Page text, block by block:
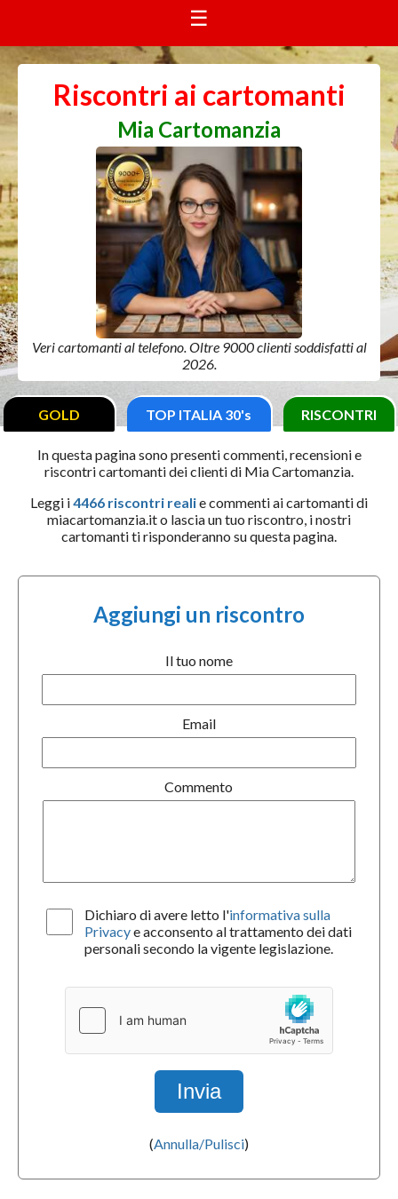
☰
Riscontri ai cartomanti
Mia Cartomanzia
Veri cartomanti al telefono. Oltre 9000 clienti soddisfatti al
2026.
GOLD TOP ITALIA 30's RISCONTRI
In questa pagina sono presenti commenti, recensioni e
riscontri cartomanti dei clienti di Mia Cartomanzia.
Leggi i4466 riscontri realie commenti ai cartomanti di
miacartomanzia.it o lascia un tuo riscontro, i nostri
cartomanti ti risponderanno su questa pagina.
Aggiungi un riscontro
Il tuo nome
Email
Commento
Dichiaro di avere letto l'informativa sulla
Privacye acconsento al trattamento dei dati
personali secondo la vigente legislazione.
(Annulla/Pulisci)